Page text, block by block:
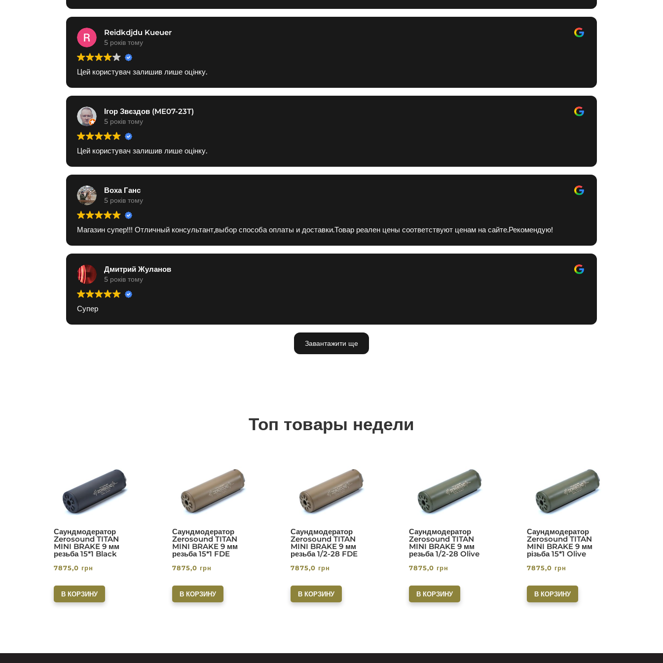
Reidkdjdu Kueuer
5 років тому
Цей користувач залишив лише оцінку.
Ігор Звєздов (ME07-23T)
5 років тому
Цей користувач залишив лише оцінку.
Воха Ганс
5 років тому
Магазин супер!!! Отличный консультант,выбор способа оплаты и доставки.Товар реален цены соответствуют ценам на сайте.Рекомендую!
Дмитрий Жуланов
5 років тому
Супер
Завантажити ще
Топ товары недели
Саундмодератор
Zerosound TITAN
MINI BRAKE 9 мм
резьба 15*1 Black
7875,0 грн
В КОРЗИНУ
Саундмодератор
Zerosound TITAN
MINI BRAKE 9 мм
резьба 15*1 FDE
7875,0 грн
В КОРЗИНУ
Саундмодератор
Zerosound TITAN
MINI BRAKE 9 мм
резьба 1/2-28 FDE
7875,0 грн
В КОРЗИНУ
Саундмодератор
Zerosound TITAN
MINI BRAKE 9 мм
резьба 1/2-28 Olive
7875,0 грн
В КОРЗИНУ
Саундмодератор
Zerosound TITAN
MINI BRAKE 9 мм
різьба 15*1 Olive
7875,0 грн
В КОРЗИНУ